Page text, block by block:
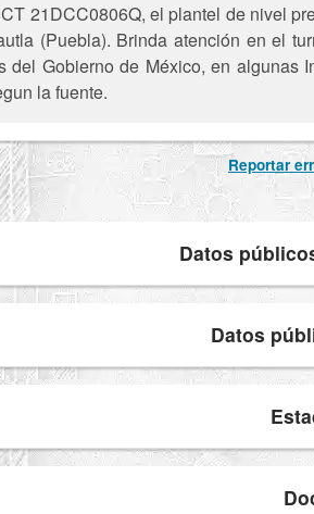
21DCC0806Q, el plantel de nivel
(Puebla). Brinda atención en el
del Gobierno de México, en
la fuente.
Reportar
Datos
Datos